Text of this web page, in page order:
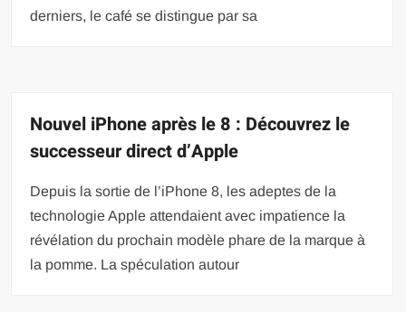
derniers, le café se distingue par sa
Nouvel iPhone après le 8 : Découvrez le
successeur direct d’Apple
Depuis la sortie de l’iPhone 8, les adeptes de la
technologie Apple attendaient avec impatience la
révélation du prochain modèle phare de la marque à
la pomme. La spéculation autour